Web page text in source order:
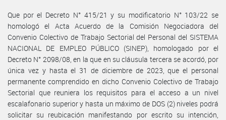
Que por el Decreto N° 415/21 y su modificatorio N° 103/22 se
homologó el Acta Acuerdo de la Comisión Negociadora del
Convenio Colectivo de Trabajo Sectorial del Personal del SISTEMA
NACIONAL DE EMPLEO PÚBLICO (SINEP), homologado por el
Decreto N° 2098/08, en la que en su cláusula tercera se acordó, por
única vez y hasta el 31 de diciembre de 2023, que el personal
permanente comprendido en dicho Convenio Colectivo de Trabajo
Sectorial que reuniera los requisitos para el acceso a un nivel
escalafonario superior y hasta un máximo de DOS (2) niveles podrá
solicitar su reubicación manifestando por escrito su intención,